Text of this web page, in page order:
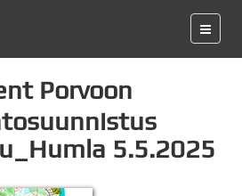
Porvoon
5.5.2025